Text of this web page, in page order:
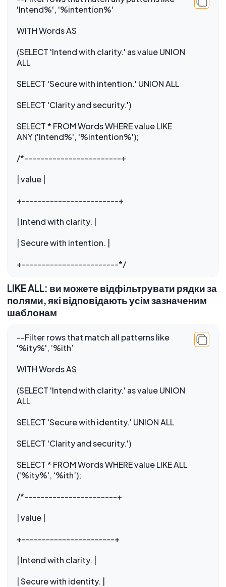
'Intend%', '%intention%'
WITH Words AS
(SELECT 'Intend with clarity.' as value UNION
ALL
SELECT 'Secure with intention.' UNION ALL
SELECT 'Clarity and security.')
SELECT * FROM Words WHERE value LIKE
ANY ('Intend%', '%intention%');
/*------------------------+
| value |
+------------------------+
| Intend with clarity. |
| Secure with intention. |
LIKE ALL: ви можете відфільтрувати рядки за
полями, які відповідають усім зазначеним
шаблонам
--Filter rows that match all patterns like
'%ity%', ‘%ith’
WITH Words AS
(SELECT 'Intend with clarity.' as value UNION
ALL
SELECT 'Secure with identity.' UNION ALL
SELECT 'Clarity and security.')
SELECT * FROM Words WHERE value LIKE ALL
('%ity%', ‘%ith’);
/*-----------------------+
| value |
+-----------------------+
| Intend with clarity. |
| Secure with identity. |